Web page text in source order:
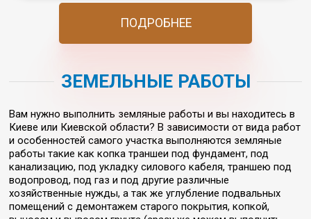
ПОДРОБНЕЕ
ЗЕМЕЛЬНЫЕ РАБОТЫ
Вам нужно выполнить земляные работы и вы находитесь в
Киеве или Киевской области? В зависимости от вида работ
и особенностей самого участка выполняются земляные
работы такие как копка траншеи под фундамент, под
канализацию, под укладку силового кабеля, траншею под
водопровод, под газ и под другие различные
хозяйственные нужды, а так же углубление подвальных
помещений с демонтажем старого покрытия, копкой,